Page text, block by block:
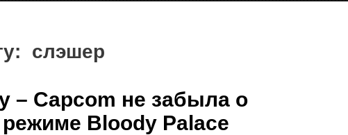
слэшер
– Capcom не забыла о
Bloody Palace